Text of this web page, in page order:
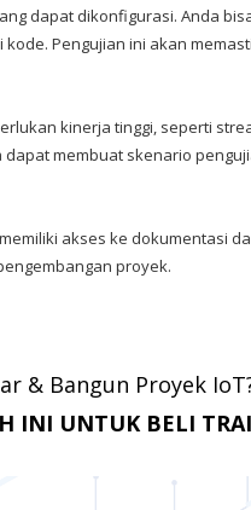
dapat dikonfigurasi. Anda
Pengujian ini akan
kinerja tinggi, seperti
membuat skenario
akses ke dokumentasi
proyek.
& Bangun Proyek
INI UNTUK BELI